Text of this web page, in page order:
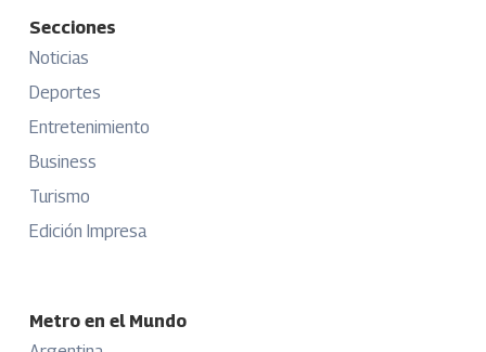
Secciones
Noticias
Deportes
Entretenimiento
Business
Turismo
Edición Impresa
Metro en el Mundo